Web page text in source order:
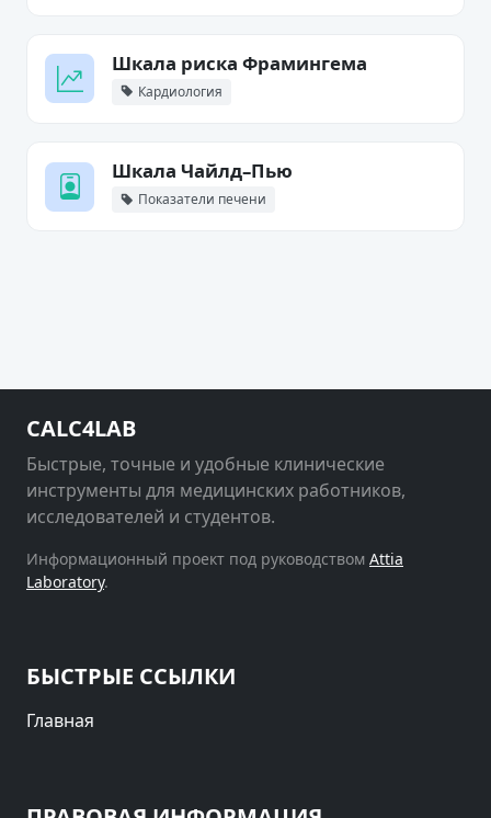
Шкала риска Фрамингема
Кардиология
Шкала Чайлд–Пью
Показатели печени
CALC4LAB
Быстрые, точные и удобные клинические
инструменты для медицинских работников,
исследователей и студентов.
Информационный проект под руководством Attia
Laboratory.
БЫСТРЫЕ ССЫЛКИ
Главная